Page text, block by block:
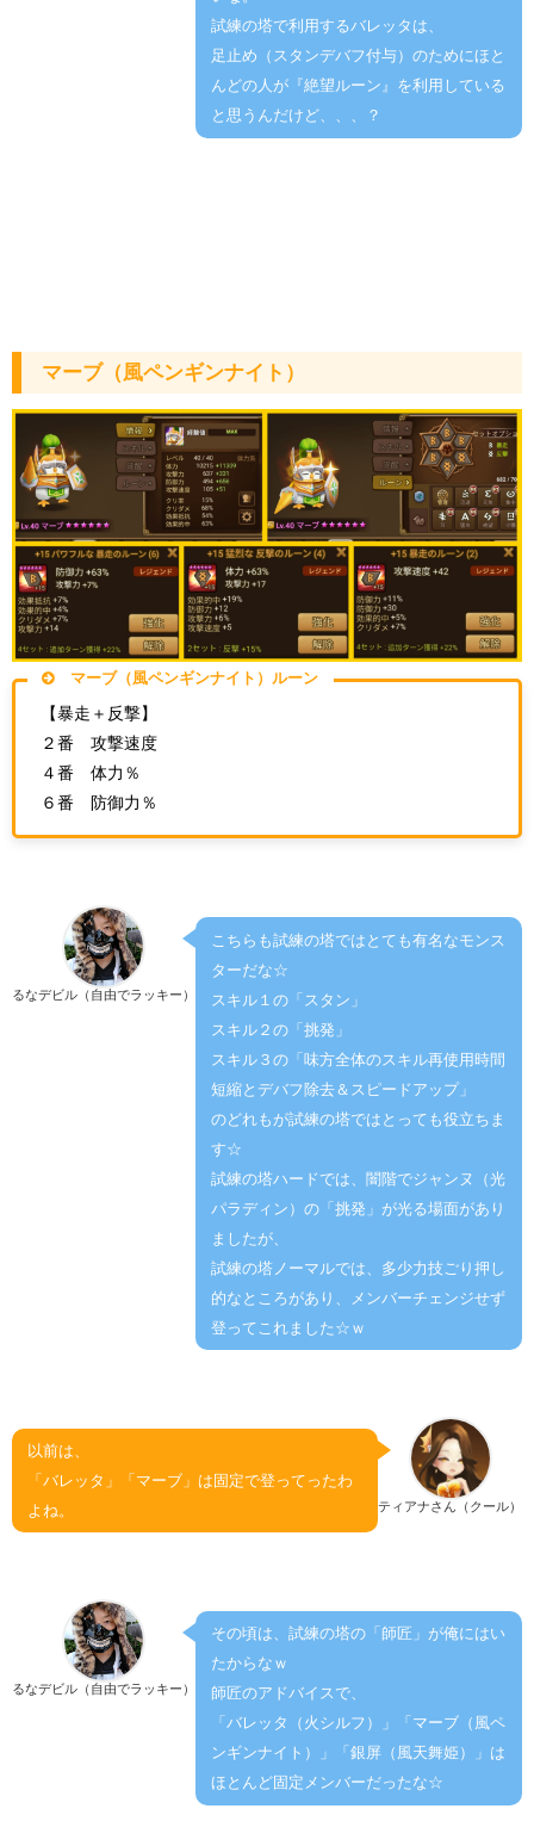
試練の塔で利用するバレッタは、
足止め（スタンデバフ付与）のためにほと
んどの人が『絶望ルーン』を利用している
と思うんだけど、、、？
マーブ（風ペンギンナイト）
マーブ（風ペンギンナイト）ルーン
【暴走＋反撃】
２番 攻撃速度
４番 体力％
６番 防御力％
るなデビル（自由でラッキー）
こちらも試練の塔ではとても有名なモンス
ターだな☆
スキル１の「スタン」
スキル２の「挑発」
スキル３の「味方全体のスキル再使用時間
短縮とデバフ除去＆スピードアップ」
のどれもが試練の塔ではとっても役立ちま
す☆
試練の塔ハードでは、闇階でジャンヌ（光
パラディン）の「挑発」が光る場面があり
ましたが、
試練の塔ノーマルでは、多少力技ごり押し
的なところがあり、メンバーチェンジせず
登ってこれました☆ｗ
ティアナさん（クール）
以前は、
「バレッタ」「マーブ」は固定で登ってったわ
よね。
るなデビル（自由でラッキー）
その頃は、試練の塔の「師匠」が俺にはい
たからなｗ
師匠のアドバイスで、
「バレッタ（火シルフ）」「マーブ（風ペ
ンギンナイト）」「銀屏（風天舞姫）」は
ほとんど固定メンバーだったな☆